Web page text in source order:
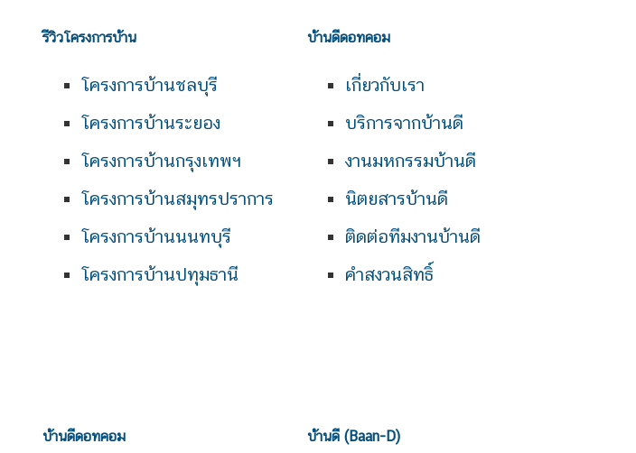
รีวิวโครงการบ้าน
โครงการบ้านชลบุรี
โครงการบ้านระยอง
โครงการบ้านกรุงเทพฯ
โครงการบ้านสมุทรปราการ
โครงการบ้านนนทบุรี
โครงการบ้านปทุมธานี
บ้านดีดอทคอม
เกี่ยวกับเรา
บริการจากบ้านดี
งานมหกรรมบ้านดี
นิตยสารบ้านดี
ติดต่อทีมงานบ้านดี
คำสงวนสิทธิ์
บ้านดีดอทคอม บ้านดี (Baan-D)